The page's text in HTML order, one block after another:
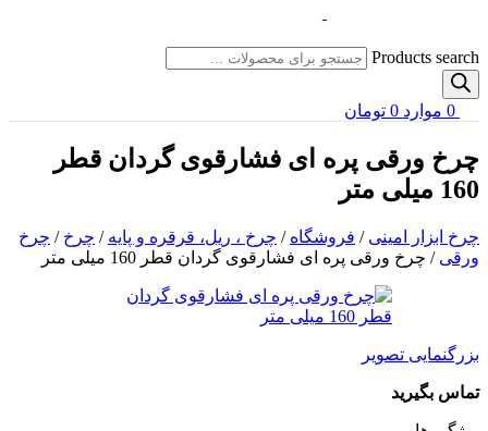
Products search
0 موارد 0 تومان
چرخ ورقی پره ای فشارقوی گردان قطر
160 میلی متر
چرخ ابزار امینی / فروشگاه / چرخ ، ریل، قرقره و پایه / چرخ / چرخ
ورقی / چرخ ورقی پره ای فشارقوی گردان قطر 160 میلی متر
بزرگنمایی تصویر
تماس بگیرید